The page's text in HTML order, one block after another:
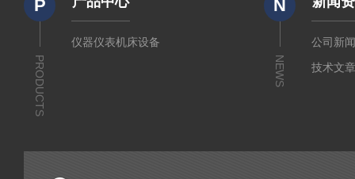
P
PRODUCTS
仪器仪表机床设备
N
NEWS
公司新
技术文